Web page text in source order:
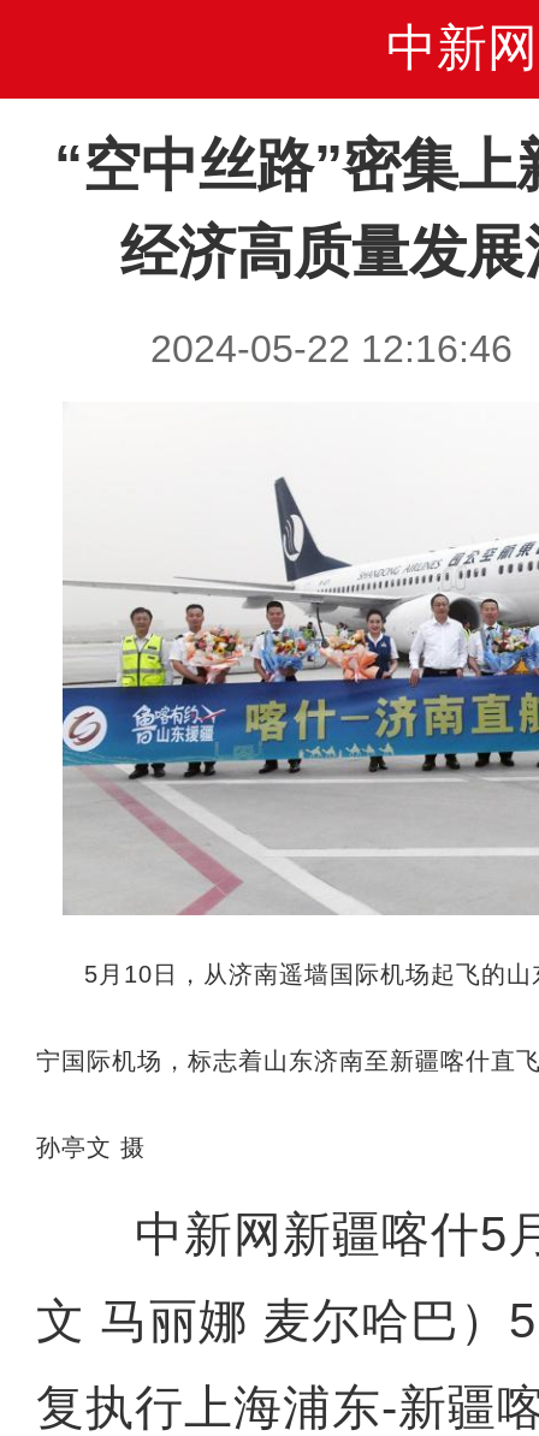
中新网
“空中丝路”密集
经济高质量发
2024-05-22
5月10日，从济南遥墙国际机场起飞的
宁国际机场，标志着山东济南至新疆喀什
孙亭文 摄
中新网新疆喀什5
文 马丽娜 麦尔哈巴）
复执行上海浦东-新疆